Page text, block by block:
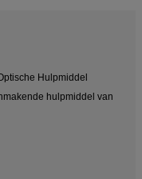
Hulpmiddel
hulpmiddel van